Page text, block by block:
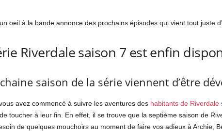
oeil à la bande annonce des prochains épisodes qui vient tout juste
Riverdale saison 7 est enfin
saison de la série viennent d’être
avez commencé à suivre les aventures des habitants de Riverdale
toucher à leur fin. En effet, il se trouve que la septième saison de
de quelques mouchoirs au moment de faire vos adieux à Archie,